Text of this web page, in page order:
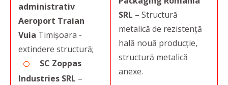
administrativ
Aeroport Traian
Vuia Timișoara -
extindere structură;
SC Zoppas
Industries SRL –
SRL – Structură
metalică de rezistență
hală nouă producție,
structură metalică
anexe.